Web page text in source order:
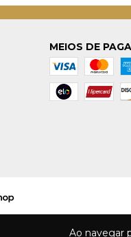
Ao navegar
MEIOS DE